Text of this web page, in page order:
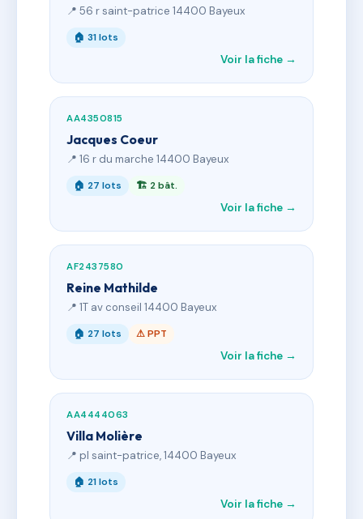
📍 56 r saint-patrice 14400 Bayeux
🏠 31 lots
Voir la fiche →
AA4350815
Jacques Coeur
📍 16 r du marche 14400 Bayeux
🏠 27 lots 🏗 2 bât.
Voir la fiche →
AF2437580
Reine Mathilde
📍 1T av conseil 14400 Bayeux
🏠 27 lots ⚠ PPT
Voir la fiche →
AA4444063
Villa Molière
📍 pl saint-patrice, 14400 Bayeux
🏠 21 lots
Voir la fiche →